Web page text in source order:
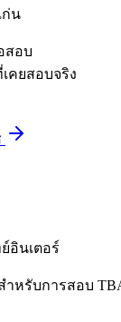
ก่น
สอบ
คยสอบจริง
อินเตอร์
ำหรับการสอบ